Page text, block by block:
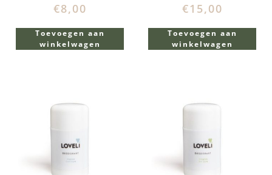
€8,00
Toevoegen aan
winkelwagen
€15,00
Toevoegen aan
winkelwagen